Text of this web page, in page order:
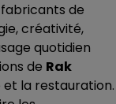
de
créativité,
quotidien
de Rak
la restauration.